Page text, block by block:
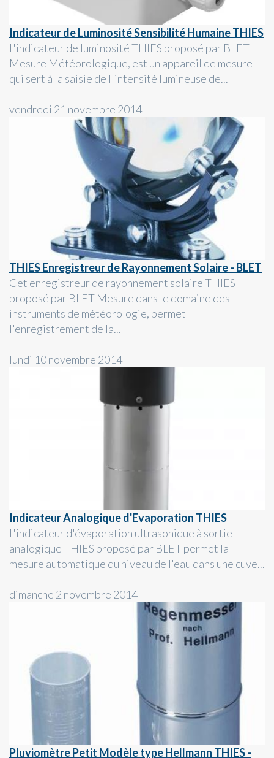
Indicateur de Luminosité Sensibilité Humaine THIES
L'indicateur de luminosité THIES proposé par BLET
Mesure Météorologique, est un appareil de mesure
qui sert à la saisie de l'intensité lumineuse de...
vendredi 21 novembre 2014
THIES Enregistreur de Rayonnement Solaire - BLET
Cet enregistreur de rayonnement solaire THIES
proposé par BLET Mesure dans le domaine des
instruments de météorologie, permet
l'enregistrement de la...
lundi 10 novembre 2014
Indicateur Analogique d'Evaporation THIES
L'indicateur d'évaporation ultrasonique à sortie
analogique THIES proposé par BLET permet la
mesure automatique du niveau de l'eau dans une cuve...
dimanche 2 novembre 2014
Pluviomètre Petit Modèle type Hellmann THIES -